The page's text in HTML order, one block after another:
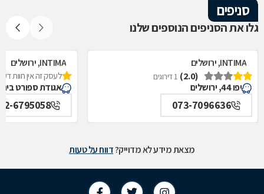
סניפים
גלו את הסניפים הנוספים שלנו
INTIMA, ירושלים
(2.0)
1 דירוגים
יפו 44, ירושלים
073-7096636
INTIMA, ירושלים
לעסק זה אין חוות
אגודת ספורט בית"ר 1,
6795058
מצאת מידע לא מדוייק?דווח על טעות